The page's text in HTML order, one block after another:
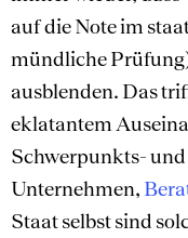
auf die Note im
mündliche
ausblenden. Das
eklatantem
Schwerpunkts- und
Unternehmen,
Staat selbst sind